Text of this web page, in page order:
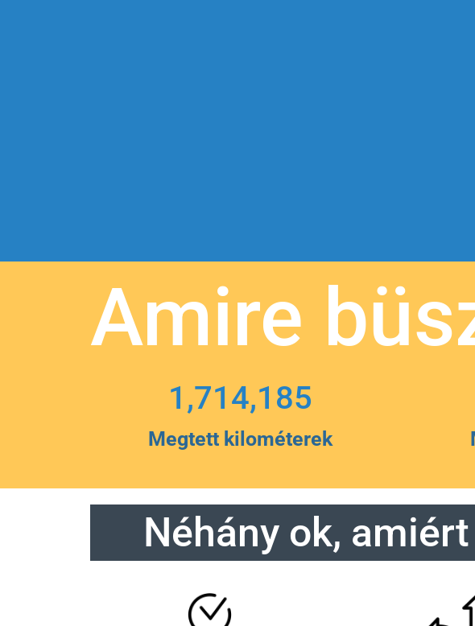
Amire
Megtett kilométerek
1,714,185
Néhány ok,